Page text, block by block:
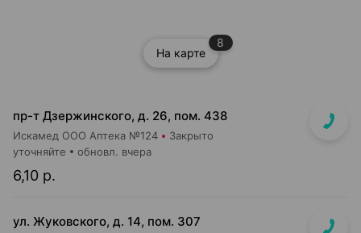
На карте
8
пр-т Дзержинского, д. 26, пом. 438
Искамед ООО Аптека №124 Закрыто
6,10 р.
уточняйте обновл. вчера
ул. Жуковского, д. 14, пом. 307